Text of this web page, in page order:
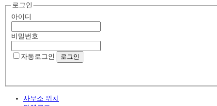
로그인
아이디
비밀번호
자동로그인
사무소 위치